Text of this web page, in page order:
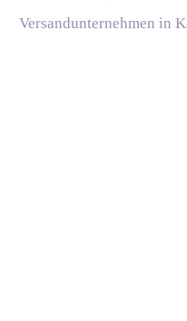
Versandunternehmen in